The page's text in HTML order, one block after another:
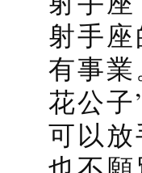
射手
有事
花公
可以